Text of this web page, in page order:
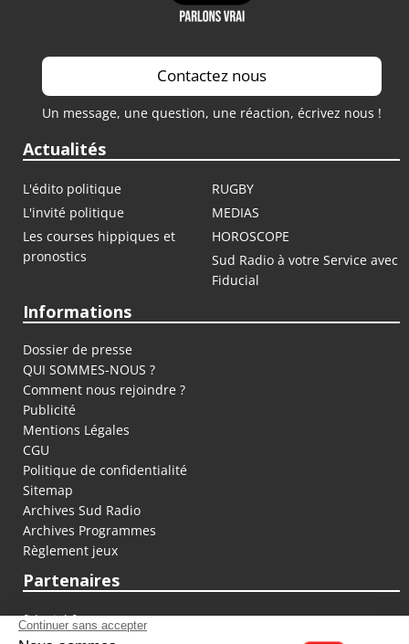
Contactez nous
Un message, une question, une réaction, écrivez nous !
Actualités
L'édito politique
RUGBY
L'invité politique
MEDIAS
Les courses hippiques et
pronostics
HOROSCOPE
Sud Radio à votre Service avec
Fiducial
Informations
Dossier de presse
QUI SOMMES-NOUS ?
Comment nous rejoindre ?
Publicité
Mentions Légales
CGU
Politique de confidentialité
Sitemap
Archives Sud Radio
Archives Programmes
Règlement jeux
Partenaires
fiducial.fr